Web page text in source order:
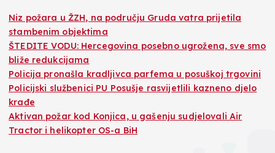
Niz požara u ŽZH, na području Gruda vatra prijetila
stambenim objektima
ŠTEDITE VODU: Hercegovina posebno ugrožena, sve smo
bliže redukcijama
Policija pronašla kradljivca parfema u posuškoj trgovini
Policijski službenici PU Posušje rasvijetlili kazneno djelo
krađe
Aktivan požar kod Konjica, u gašenju sudjelovali Air
Tractor i helikopter OS-a BiH